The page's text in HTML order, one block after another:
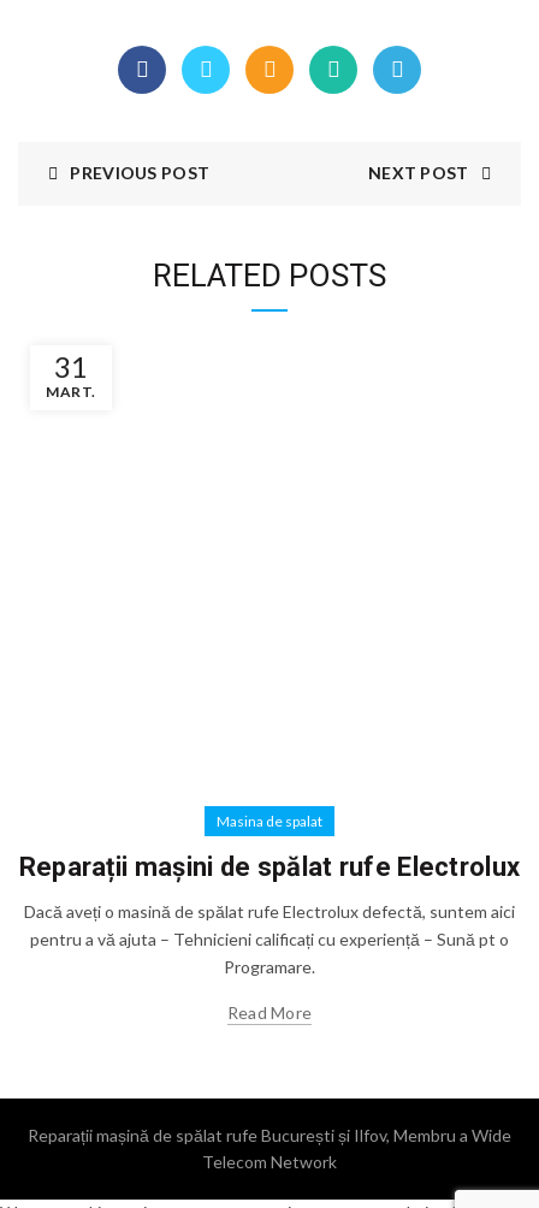
PREVIOUS POST NEXT POST
RELATED POSTS
31
MART.
Masina de spalat
Reparații mașini de spălat rufe Electrolux
Dacă aveți o masină de spălat rufe Electrolux defectă, suntem aici
pentru a vă ajuta – Tehnicieni calificați cu experiență – Sună pt o
Programare.
Read More
Reparații mașină de spălat rufe București și Ilfov, Membru a Wide
Telecom Network